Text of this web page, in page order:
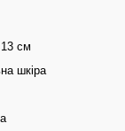
см
шкіра